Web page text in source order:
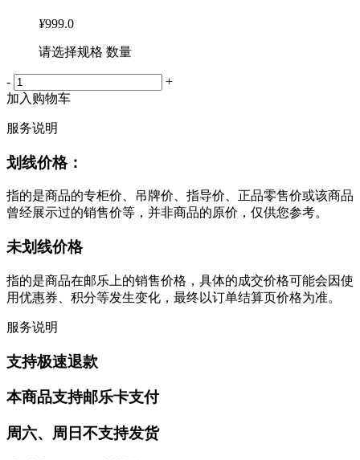
¥999.0
请选择规格 数量
-
+
加入购物车
服务说明
划线价格：
指的是商品的专柜价、吊牌价、指导价、正品零售价或该商品
曾经展示过的销售价等，并非商品的原价，仅供您参考。
未划线价格
指的是商品在邮乐上的销售价格，具体的成交价格可能会因使
用优惠券、积分等发生变化，最终以订单结算页价格为准。
服务说明
支持极速退款
本商品支持邮乐卡支付
周六、周日不支持发货